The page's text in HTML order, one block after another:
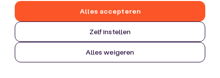
Zelf instellen
Alles weigeren
Alles accepteren